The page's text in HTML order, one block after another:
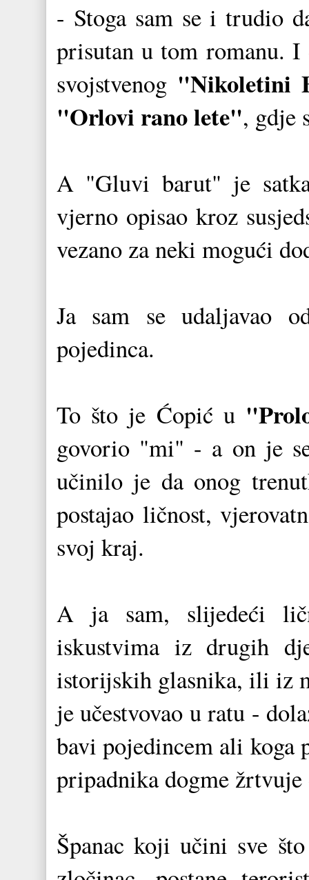
- Stoga sam se i trudio
prisutan u tom romanu. I
svojstvenog "Nikoletini
"Orlovi rano lete", gdje
A "Gluvi barut" je
vjerno opisao kroz
vezano za neki mogući
Ja sam se udaljavao
pojedinca.
To što je Ćopić u
govorio "mi" - a on je
učinilo je da onog
postajao ličnost,
svoj kraj.
A ja sam, slijedeći
iskustvima iz drugih
istorijskih glasnika, ili iz
je učestvovao u ratu -
bavi pojedincem ali koga
pripadnika dogme
Španac koji učini sve